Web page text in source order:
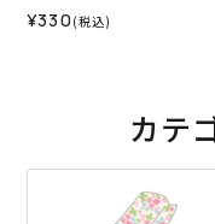
¥330 (税込)
カテ